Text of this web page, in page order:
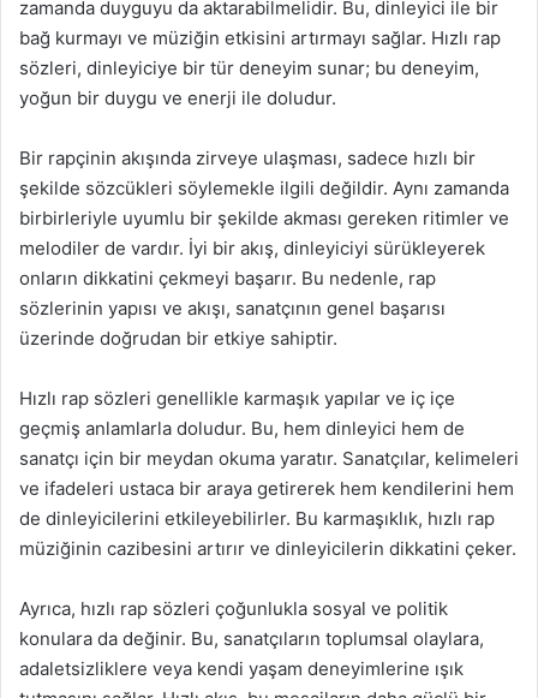
zamanda duyguyu da aktarabilmelidir. Bu, dinleyici ile bir
bağ kurmayı ve müziğin etkisini artırmayı sağlar. Hızlı rap
sözleri, dinleyiciye bir tür deneyim sunar; bu deneyim,
yoğun bir duygu ve enerji ile doludur.
Bir rapçinin akışında zirveye ulaşması, sadece hızlı bir
şekilde sözcükleri söylemekle ilgili değildir. Aynı zamanda
birbirleriyle uyumlu bir şekilde akması gereken ritimler ve
melodiler de vardır. İyi bir akış, dinleyiciyi sürükleyerek
onların dikkatini çekmeyi başarır. Bu nedenle, rap
sözlerinin yapısı ve akışı, sanatçının genel başarısı
üzerinde doğrudan bir etkiye sahiptir.
Hızlı rap sözleri genellikle karmaşık yapılar ve iç içe
geçmiş anlamlarla doludur. Bu, hem dinleyici hem de
sanatçı için bir meydan okuma yaratır. Sanatçılar, kelimeleri
ve ifadeleri ustaca bir araya getirerek hem kendilerini hem
de dinleyicilerini etkileyebilirler. Bu karmaşıklık, hızlı rap
müziğinin cazibesini artırır ve dinleyicilerin dikkatini çeker.
Ayrıca, hızlı rap sözleri çoğunlukla sosyal ve politik
konulara da değinir. Bu, sanatçıların toplumsal olaylara,
adaletsizliklere veya kendi yaşam deneyimlerine ışık